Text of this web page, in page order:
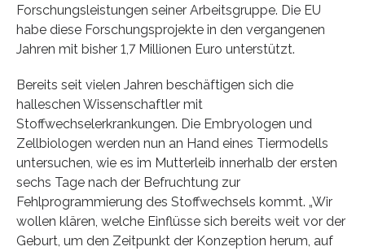
Forschungsleistungen seiner Arbeitsgruppe. Die EU
habe diese Forschungsprojekte in den vergangenen
Jahren mit bisher 1,7 Millionen Euro unterstützt.
Bereits seit vielen Jahren beschäftigen sich die
halleschen Wissenschaftler mit
Stoffwechselerkrankungen. Die Embryologen und
Zellbiologen werden nun an Hand eines Tiermodells
untersuchen, wie es im Mutterleib innerhalb der ersten
sechs Tage nach der Befruchtung zur
Fehlprogrammierung des Stoffwechsels kommt. „Wir
wollen klären, welche Einflüsse sich bereits weit vor der
Geburt, um den Zeitpunkt der Konzeption herum, auf